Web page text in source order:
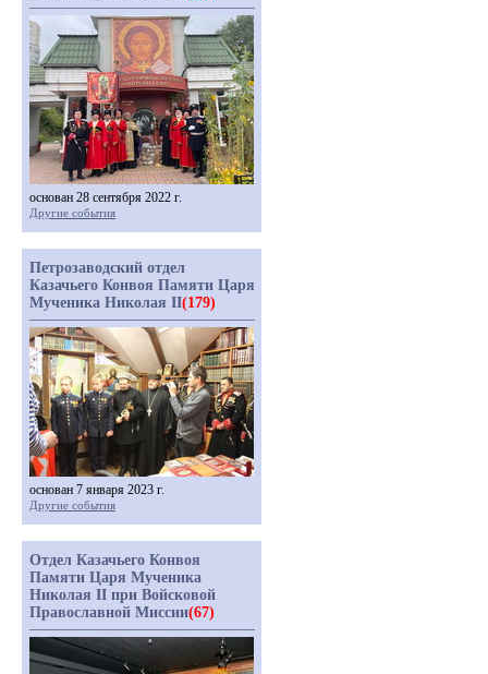
основан 28 сентября 2022 г.
Другие события
Петрозаводский отдел
Казачьего Конвоя Памяти Царя
Мученика Николая II(179)
основан 7 января 2023 г.
Другие события
Отдел Казачьего Конвоя
Памяти Царя Мученика
Николая II при Войсковой
Православной Миссии(67)